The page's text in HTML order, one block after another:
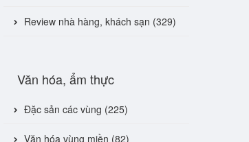
Review nhà hàng, khách sạn (329)
Văn hóa, ẩm thực
Đặc sản các vùng (225)
Văn hóa vùng miền (82)